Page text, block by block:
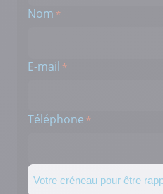
Nom *
E-mail *
Téléphone *
Créneau